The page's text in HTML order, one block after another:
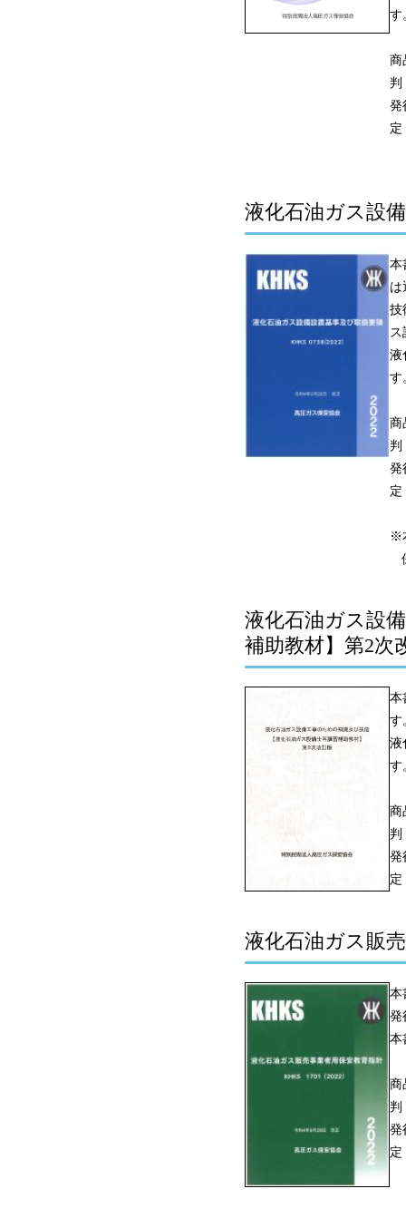
す
商
発
液化石油ガス設
本
は
技
ス
液
す
商
発
※
液化石油ガス設
補助教材】第2次
本
す
液
す
商
発
液化石油ガス販
本
発
本
商
発